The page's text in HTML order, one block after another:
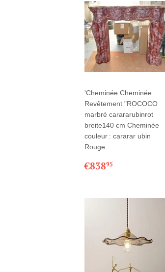
'Cheminée Cheminée
Revêtement "ROCOCO
marbré carararubinrot
breite140 cm Cheminée
couleur : cararar ubin
Rouge
PRIX
€83895